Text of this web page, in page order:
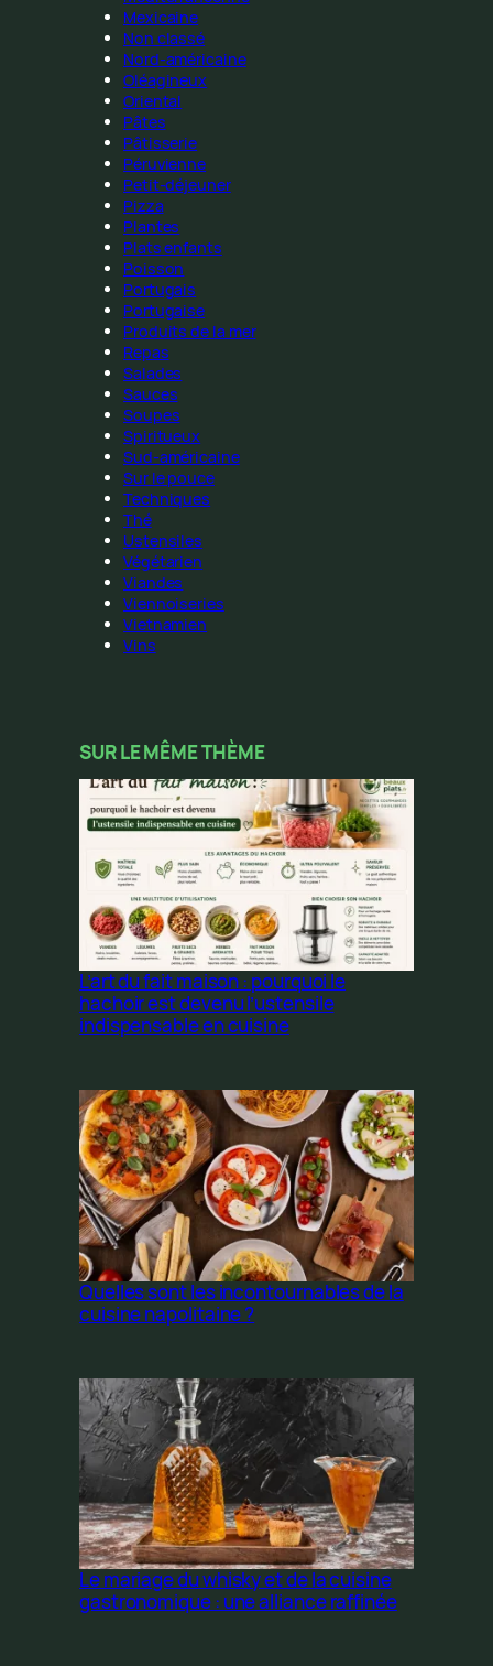
Mexicaine
Non classé
Nord-américaine
Oléagineux
Oriental
Pâtes
Pâtisserie
Péruvienne
Petit-déjeuner
Pizza
Plantes
Plats enfants
Poisson
Portugais
Portugaise
Produits de la mer
Repas
Salades
Sauces
Soupes
Spiritueux
Sud-américaine
Sur le pouce
Techniques
Thé
Ustensiles
Végétarien
Viandes
Viennoiseries
Vietnamien
Vins
SUR LE MÊME THÈME
L’art du fait maison : pourquoi le
hachoir est devenu l’ustensile
indispensable en cuisine
Quelles sont les incontournables de la
cuisine napolitaine ?
Le mariage du whisky et de la cuisine
gastronomique : une alliance raffinée